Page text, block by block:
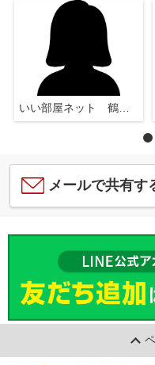
いい部屋ネット 鶴瀬店
メールで共有す